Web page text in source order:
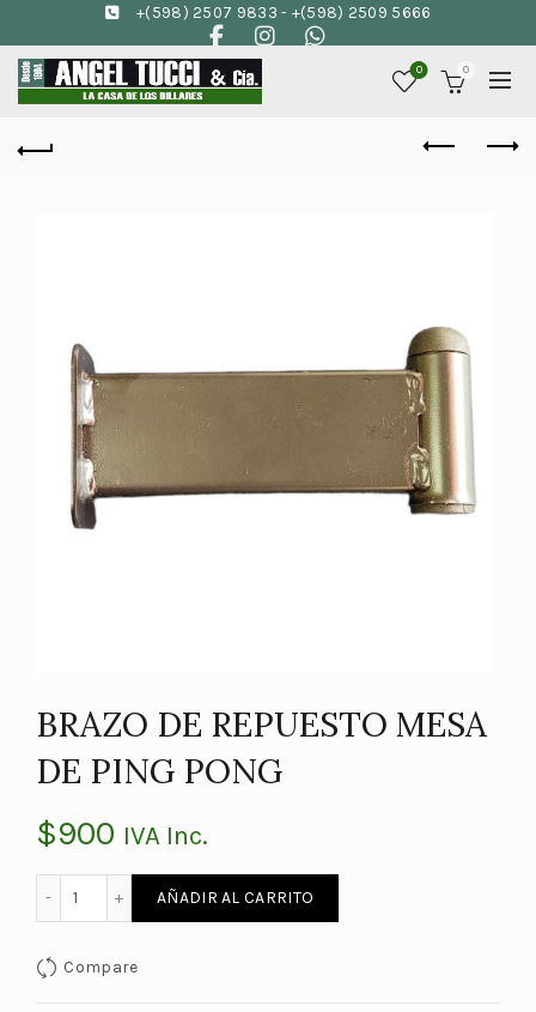
+(598) 2507 9833 - +(598) 2509 5666
0 0
BRAZO DE REPUESTO MESA
DE PING PONG
$900 IVA Inc.
BRAZO DE REPUESTO MESA DE PING PONG cantidad
AÑADIR AL CARRITO
Compare